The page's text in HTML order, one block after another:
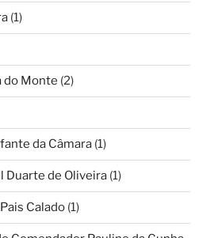
(1)
do Monte (2)
da Câmara (1)
Duarte de Oliveira (1)
Calado (1)